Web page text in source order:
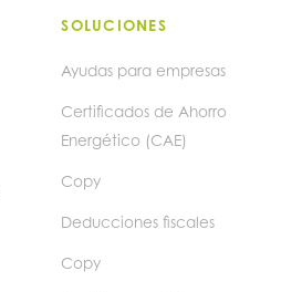
SOLUCIONES
Ayudas para empresas
Certificados de Ahorro
Energético (CAE)
Copy
Deducciones fiscales
Copy